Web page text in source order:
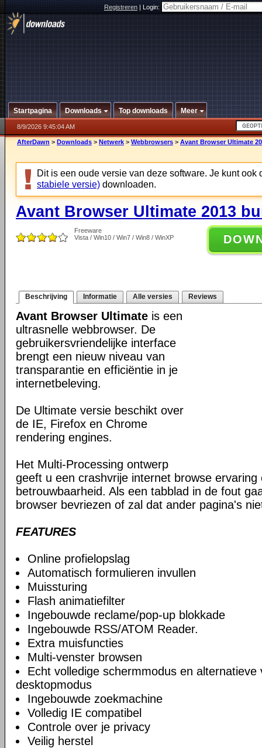
Registreren|Login:
Startpagina Downloads Top downloads Meer
8/9/2026 9:45:04 AM
AfterDawn > Downloads > Netwerk > Webbrowsers > Avant Browser Ultimate
Dit is een oude versie van deze software. Je kunt ook
stabiele versie) downloaden.
Avant Browser Ultimate 2013
Freeware
Vista / Win10 / Win7 / Win8 / WinXP
Beschrijving Informatie Alle versies Reviews
Avant Browser Ultimate is een
ultrasnelle webbrowser. De
gebruikersvriendelijke interface
brengt een nieuw niveau van
transparantie en efficiëntie in je
internetbeleving.
De Ultimate versie beschikt over
de IE, Firefox en Chrome
rendering engines.
Het Multi-Processing ontwerp
geeft u een crashvrije internet browse ervaring
betrouwbaarheid. Als een tabblad in de fout
browser bevriezen of zal dat ander pagina's
FEATURES
Online profielopslag
Automatisch formulieren invullen
Muissturing
Flash animatiefilter
Ingebouwde reclame/pop-up blokkade
Ingebouwde RSS/ATOM Reader.
Extra muisfuncties
Multi-venster browsen
Echt volledige schermmodus en alternatieve
desktopmodus
Ingebouwde zoekmachine
Volledig IE compatibel
Controle over je privacy
Veilig herstel